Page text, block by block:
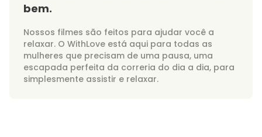
bem.
Nossos filmes são feitos para ajudar você a
relaxar. O WithLove está aqui para todas as
mulheres que precisam de uma pausa, uma
escapada perfeita da correria do dia a dia, para
simplesmente assistir e relaxar.